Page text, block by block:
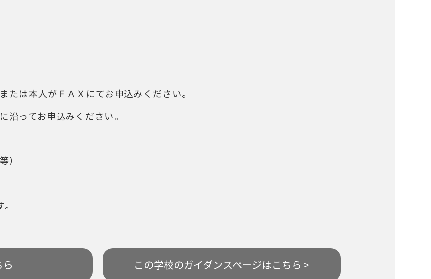
は本人がＦＡＸにてお申込みください。
ってお申込みください。
）
この学校のガイダンスページはこちら >